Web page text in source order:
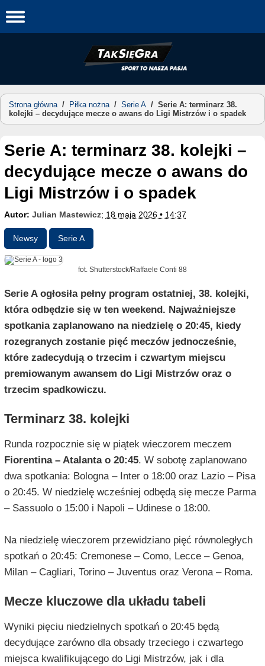
to
Strona główna/ Piłka nożna/ Serie A / Serie A: terminarz 38.
kolejki – decydujące mecze o awans do Ligi Mistrzów i o spadek
Serie A: terminarz 38. kolejki –
decydujące mecze o awans do
Ligi Mistrzów i o spadek
Autor: Julian Mastewicz; 18 maja 2026 • 14:37
Newsy Serie A
fot. Shutterstock/Raffaele Conti 88
Serie A ogłosiła pełny program ostatniej, 38. kolejki,
która odbędzie się w ten weekend. Najważniejsze
spotkania zaplanowano na niedzielę o 20:45, kiedy
rozegranych zostanie pięć meczów jednocześnie,
które zadecydują o trzecim i czwartym miejscu
premiowanym awansem do Ligi Mistrzów oraz o
trzecim spadkowiczu.
Terminarz 38. kolejki
Runda rozpocznie się w piątek wieczorem meczem
Fiorentina – Atalanta o 20:45. W sobotę zaplanowano
dwa spotkania: Bologna – Inter o 18:00 oraz Lazio – Pisa
o 20:45. W niedzielę wcześniej odbędą się mecze Parma
– Sassuolo o 15:00 i Napoli – Udinese o 18:00.
Na niedzielę wieczorem przewidziano pięć równoległych
spotkań o 20:45: Cremonese – Como, Lecce – Genoa,
Milan – Cagliari, Torino – Juventus oraz Verona – Roma.
Mecze kluczowe dla układu tabeli
Wyniki pięciu niedzielnych spotkań o 20:45 będą
decydujące zarówno dla obsady trzeciego i czwartego
miejsca kwalifikującego do Ligi Mistrzów, jak i dla